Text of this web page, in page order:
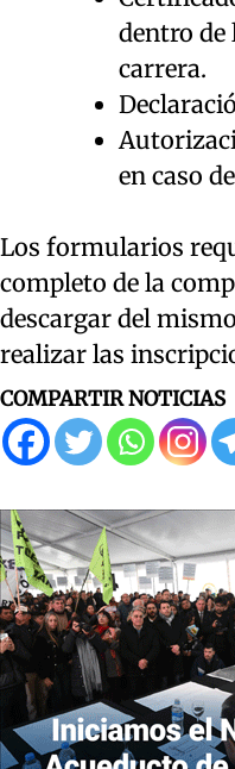
dentro de
carrera.
en caso
Los formularios
completo de la
descargar del
realizar las
COMPARTIR NOTICIAS